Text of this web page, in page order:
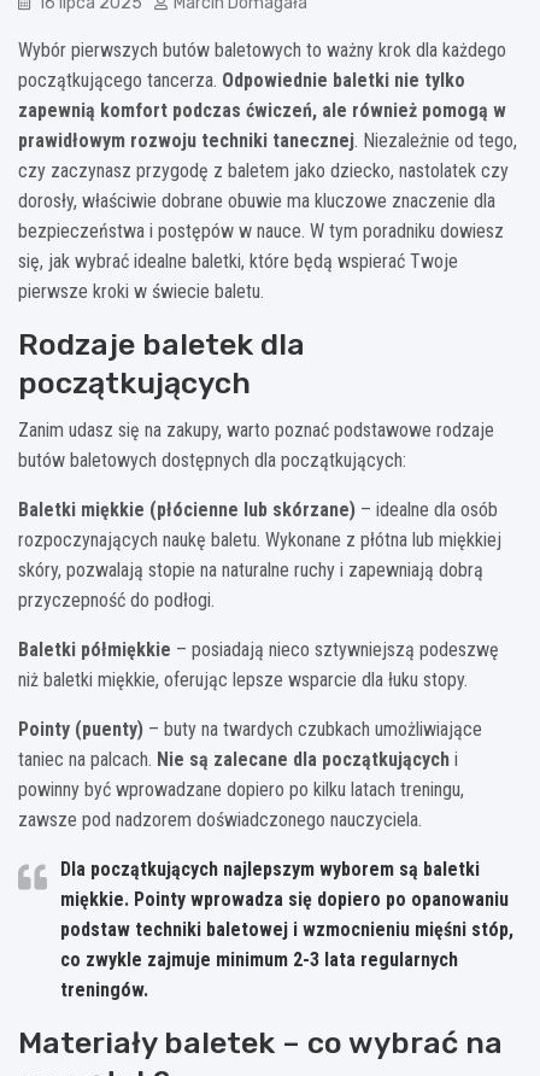
Wybór pierwszych butów baletowych to ważny krok dla każdego
początkującego tancerza. Odpowiednie baletki nie tylko
zapewnią komfort podczas ćwiczeń, ale również pomogą w
prawidłowym rozwoju techniki tanecznej. Niezależnie od tego,
czy zaczynasz przygodę z baletem jako dziecko, nastolatek czy
dorosły, właściwie dobrane obuwie ma kluczowe znaczenie dla
bezpieczeństwa i postępów w nauce. W tym poradniku dowiesz
się, jak wybrać idealne baletki, które będą wspierać Twoje
pierwsze kroki w świecie baletu.
Rodzaje baletek dla
początkujących
Zanim udasz się na zakupy, warto poznać podstawowe rodzaje
butów baletowych dostępnych dla początkujących:
Baletki miękkie (płócienne lub skórzane) – idealne dla osób
rozpoczynających naukę baletu. Wykonane z płótna lub miękkiej
skóry, pozwalają stopie na naturalne ruchy i zapewniają dobrą
przyczepność do podłogi.
Baletki półmiękkie – posiadają nieco sztywniejszą podeszwę
niż baletki miękkie, oferując lepsze wsparcie dla łuku stopy.
Pointy (puenty) – buty na twardych czubkach umożliwiające
taniec na palcach. Nie są zalecane dla początkujących i
powinny być wprowadzane dopiero po kilku latach treningu,
zawsze pod nadzorem doświadczonego nauczyciela.
Dla początkujących najlepszym wyborem są baletki
miękkie. Pointy wprowadza się dopiero po opanowaniu
podstaw techniki baletowej i wzmocnieniu mięśni stóp,
co zwykle zajmuje minimum 2-3 lata regularnych
treningów.
Materiały baletek – co wybrać na